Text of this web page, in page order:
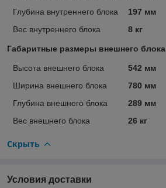
Глубина внутреннего блока
197 мм
Вес внутреннего блока
8 кг
Габаритные размеры внешнего блока
Высота внешнего блока
542 мм
Ширина внешнего блока
780 мм
Глубина внешнего блока
289 мм
Вес внешнего блока
26 кг
Скрыть
Условия доставки